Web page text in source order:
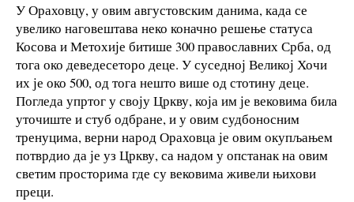
У Ораховцу, у овим августовским данима, када се
увелико наговештава неко коначно решење статуса
Косова и Метохије битише 300 православних Срба, од
тога око деведесеторо деце. У суседној Великој Хочи
их је око 500, од тога нешто више од стотину деце.
Погледа упртог у своју Цркву, која им је вековима била
уточиште и стуб одбране, и у овим судбоносним
тренуцима, верни народ Ораховца је овим окупљањем
потврдио да је уз Цркву, са надом у опстанак на овим
светим просторима где су вековима живели њихови
преци.